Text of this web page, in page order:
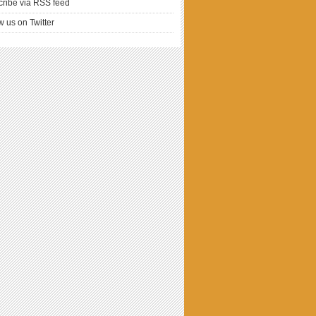
via RSS feed
us on Twitter